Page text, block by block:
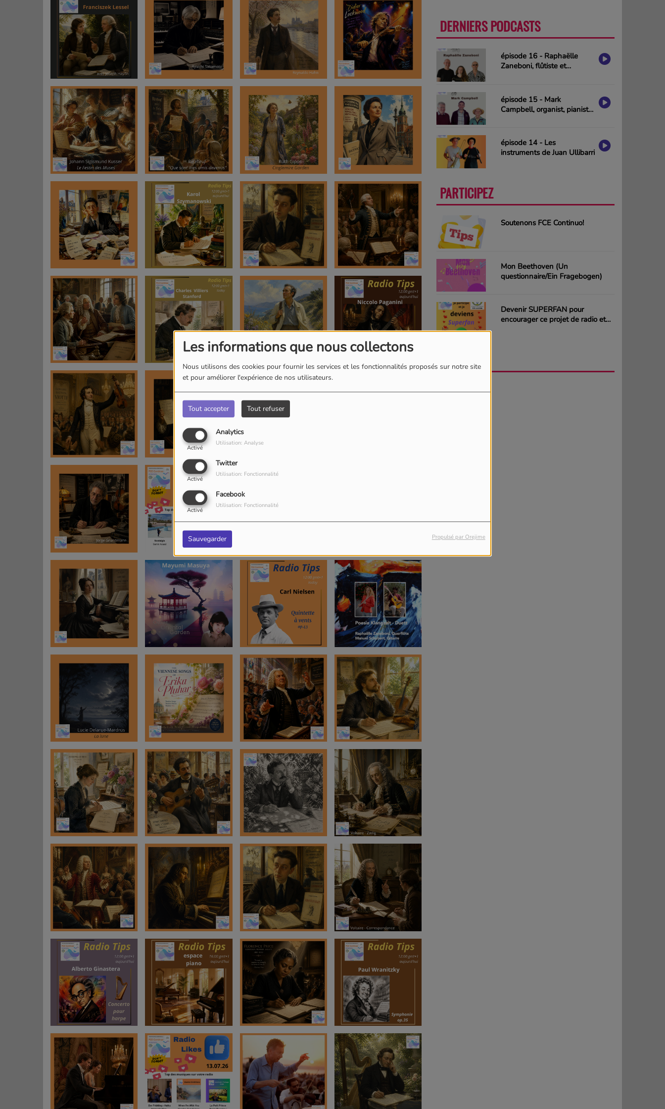
Les informations que nous collectons
Nous utilisons des cookies pour fournir les services et les fonctionnalités proposés sur notre site
et pour améliorer l'expérience de nos utilisateurs.
Tout accepter Tout refuser
Analytics
Activé
Utilisation: Analyse
Twitter
Activé
Utilisation: Fonctionnalité
Facebook
Activé
Utilisation: Fonctionnalité
Sauvegarder Propulsé par Orejime
DERNIERS PODCASTS
épisode 16 - Raphaëlle
Zaneboni, flûtiste et
épisode 15 - Mark
Campbell, organist, pianist
épisode 14 - Les
instruments de Juan Ullibarri
PARTICIPEZ
Soutenons FCE Continuo!
Mon Beethoven (Un
questionnaire/Ein Fragebogen)
Devenir SUPERFAN pour
encourager ce projet de radio et
AGENDA